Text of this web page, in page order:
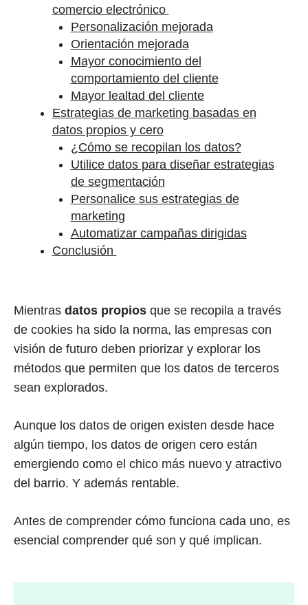
comercio electrónico
Personalización mejorada
Orientación mejorada
Mayor conocimiento del
comportamiento del cliente
Mayor lealtad del cliente
Estrategias de marketing basadas en
datos propios y cero
¿Cómo se recopilan los datos?
Utilice datos para diseñar estrategias
de segmentación
Personalice sus estrategias de
marketing
Automatizar campañas dirigidas
Conclusión
Mientras datos propios que se recopila a través
de cookies ha sido la norma, las empresas con
visión de futuro deben priorizar y explorar los
métodos que permiten que los datos de terceros
sean explorados.
Aunque los datos de origen existen desde hace
algún tiempo, los datos de origen cero están
emergiendo como el chico más nuevo y atractivo
del barrio. Y además rentable.
Antes de comprender cómo funciona cada uno, es
esencial comprender qué son y qué implican.